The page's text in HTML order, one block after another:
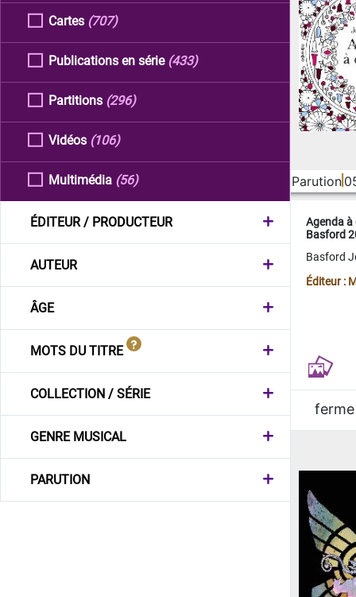
Cartes (707)
Publications en série (433)
Partitions (296)
Vidéos (106)
Multimédia (56)
ÉDITEUR / PRODUCTEUR
AUTEUR
ÂGE
MOTS DU TITRE
COLLECTION / SÉRIE
GENRE MUSICAL
PARUTION
Parution
Agenda
Basford
Basford
Éditeur :
ferme